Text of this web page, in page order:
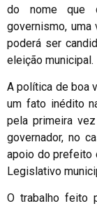
do nome que
governismo,
poderá ser
eleição municipal.
A política de boa
um fato inédito
pela primeira
governador, no
apoio do prefeito
Legislativo
O trabalho feito